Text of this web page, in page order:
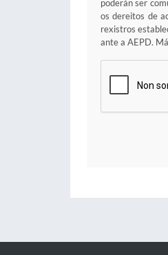
poderán ser
os dereitos de
rexistros
ante a AEPD.